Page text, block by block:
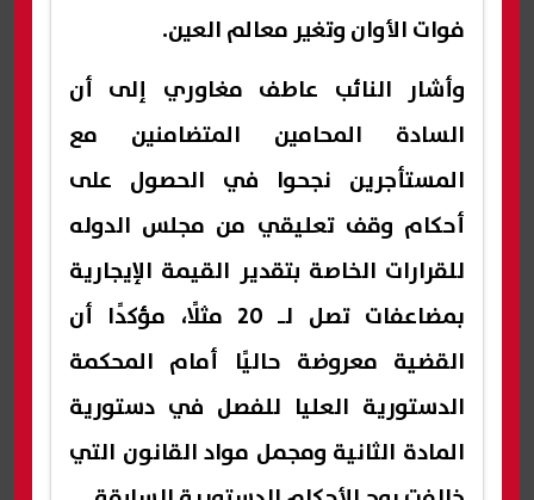
فوات الأوان وتغير معالم العين.
وأشار النائب عاطف مغاوري إلى أن
السادة المحامين المتضامنين مع
المستأجرين نجحوا في الحصول على
أحكام وقف تعليقي من مجلس الدوله
للقرارات الخاصة بتقدير القيمة الإيجارية
بمضاعفات تصل لـ 20 مثلًا، مؤكدًا أن
القضية معروضة حاليًا أمام المحكمة
الدستورية العليا للفصل في دستورية
المادة الثانية ومجمل مواد القانون التي